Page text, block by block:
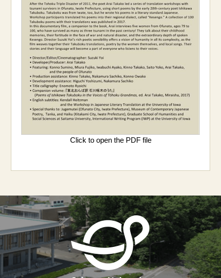
Click to open the PDF file